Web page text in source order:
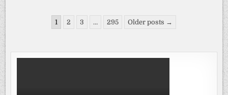
WALDÖKOSYSTEMEN
Seitennummerierung
Beiträge
1 2 3 … 295 Older posts →